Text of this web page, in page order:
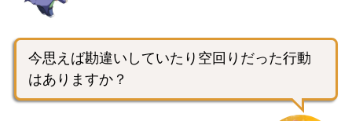
今思えば勘違いしていたり空回りだった行動
はありますか？